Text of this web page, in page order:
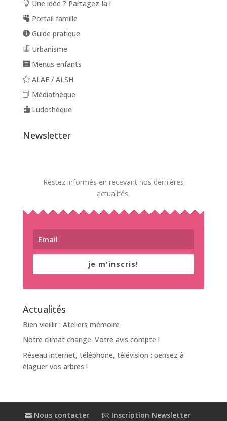
Une idée ? Partagez-la !
Portail famille
Guide pratique
Urbanisme
Menus enfants
ALAE / ALSH
Médiathèque
Ludothèque
Newsletter
Restez informés en recevant nos dernières
actualités.
je m'inscris!
Actualités
Bien vieillir : Ateliers mémoire
Notre climat change. Votre avis compte !
Réseau internet, téléphone, télévision : pensez à
élaguer vos arbres !
Nous contacter Inscription Newsletter